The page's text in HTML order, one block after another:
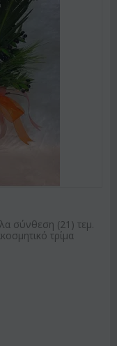
σύνθεση (21) τεμ.
τρίμα